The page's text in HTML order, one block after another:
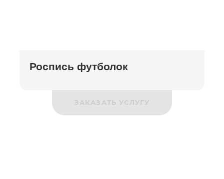
Роспись футболок
ЗАКАЗАТЬ УСЛУГУ